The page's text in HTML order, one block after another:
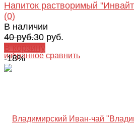
избранное сравнить
Напиток растворимый
(0)
В наличии
40 руб.30 руб.
В корзину
-18%